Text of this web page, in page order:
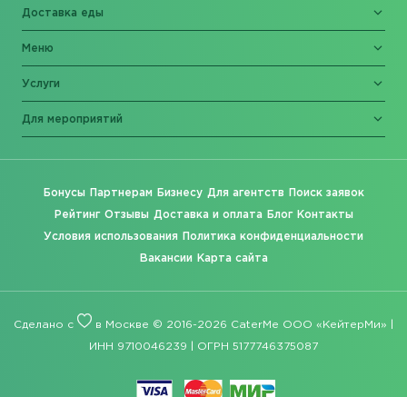
Доставка еды
Меню
Услуги
Для мероприятий
Бонусы Партнерам Бизнесу Для агентств Поиск заявок
Рейтинг Отзывы Доставка и оплата Блог Контакты
Условия использования Политика конфиденциальности
Вакансии Карта сайта
Сделано с в Москве © 2016-2026 CaterMe ООО «КейтерМи» |
ИНН 9710046239 | ОГРН 5177746375087